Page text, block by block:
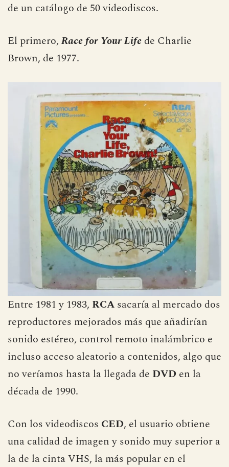
de un catálogo de 50 videodiscos.
El primero, Race for Your Life de Charlie
Brown, de 1977.
Entre 1981 y 1983, RCA sacaría al mercado dos
reproductores mejorados más que añadirían
sonido estéreo, control remoto inalámbrico e
incluso acceso aleatorio a contenidos, algo que
no veríamos hasta la llegada de DVD en la
década de 1990.
Con los videodiscos CED, el usuario obtiene
una calidad de imagen y sonido muy superior a
la de la cinta VHS, la más popular en el